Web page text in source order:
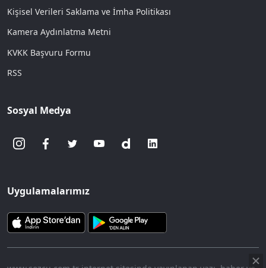
Kişisel Verileri Saklama ve İmha Politikası
Kamera Aydınlatma Metni
KVKK Başvuru Formu
RSS
Sosyal Medya
Uygulamalarımız